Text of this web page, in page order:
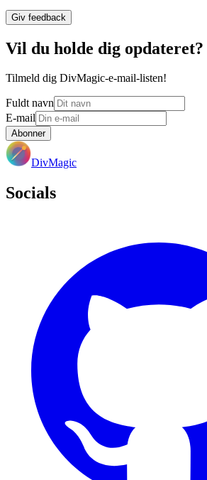
Giv feedback
Vil du holde dig opdateret?
Tilmeld dig DivMagic-e-mail-listen!
Fuldt navn
E-mail
Abonner
DivMagic
Socials